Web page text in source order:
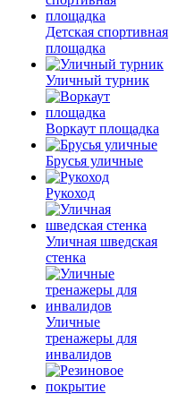
Детская спортивная
площадка
Уличный турник
Воркаут площадка
Брусья уличные
Рукоход
Уличная шведская
стенка
Уличные
тренажеры для
инвалидов